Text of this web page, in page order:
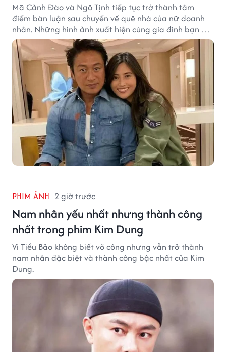
Mã Cảnh Đào và Ngô Tịnh tiếp tục trở thành tâm
điểm bàn luận sau chuyến về quê nhà của nữ doanh
nhân. Những hình ảnh xuất hiện cùng gia đình bạn gái
Mã Cảnh Đào đang thu hút sự quan tâm trên mạng
xã hội.
PHIM ẢNH 2 giờ trước
Nam nhân yếu nhất nhưng thành công
nhất trong phim Kim Dung
Vi Tiểu Bảo không biết võ công nhưng vẫn trở thành
nam nhân đặc biệt và thành công bậc nhất của Kim
Dung.